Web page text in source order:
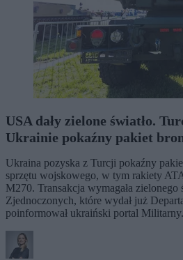
USA dały zielone światło.
Ukrainie pokaźny pakiet
Ukraina pozyska z Turcji pokaźny
sprzętu wojskowego, w tym rakiety
M270. Transakcja wymagała zielonego
Zjednoczonych, które wydał już
poinformował ukraiński portal Militarny.